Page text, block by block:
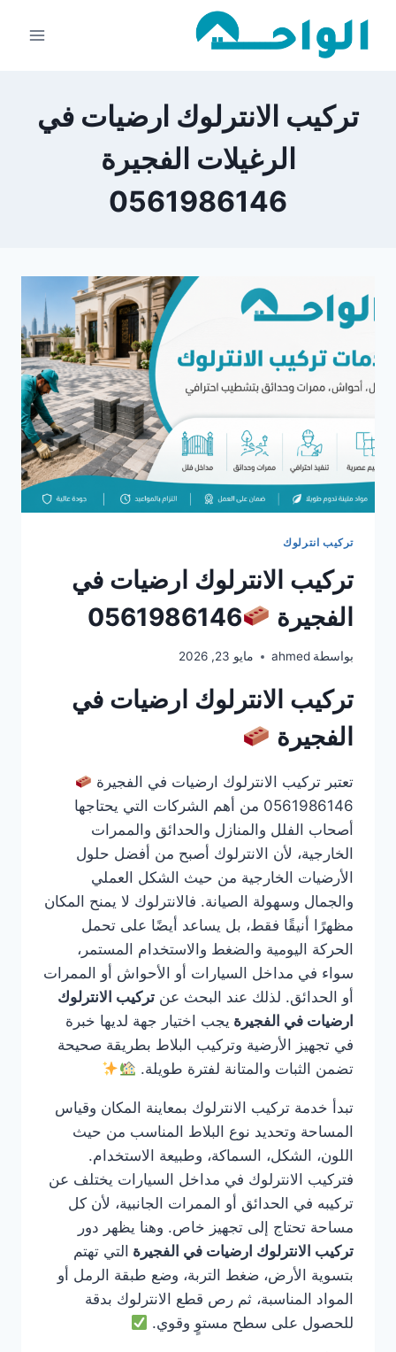
تركيب الانترلوك ارضيات في
الرغيلات الفجيرة
0561986146
تركيب انترلوك
تركيب الانترلوك ارضيات في
الفجيرة
0561986146
بواسطة ahmed مايو 23, 2026
تركيب الانترلوك ارضيات في
الفجيرة
تعتبر تركيب الانترلوك ارضيات في الفجيرة
0561986146 من أهم الشركات التي يحتاجها
أصحاب الفلل والمنازل والحدائق والممرات
الخارجية، لأن الانترلوك أصبح من أفضل حلول
الأرضيات الخارجية من حيث الشكل العملي
والجمال وسهولة الصيانة. فالانترلوك لا يمنح المكان
مظهرًا أنيقًا فقط، بل يساعد أيضًا على تحمل
الحركة اليومية والضغط والاستخدام المستمر،
سواء في مداخل السيارات أو الأحواش أو الممرات
أو الحدائق. لذلك عند البحث عن تركيب الانترلوك
ارضيات في الفجيرة يجب اختيار جهة لديها خبرة
في تجهيز الأرضية وتركيب البلاط بطريقة صحيحة
تضمن الثبات والمتانة لفترة طويلة.
تبدأ خدمة تركيب الانترلوك بمعاينة المكان وقياس
المساحة وتحديد نوع البلاط المناسب من حيث
اللون، الشكل، السماكة، وطبيعة الاستخدام.
فتركيب الانترلوك في مداخل السيارات يختلف عن
تركيبه في الحدائق أو الممرات الجانبية، لأن كل
مساحة تحتاج إلى تجهيز خاص. وهنا يظهر دور
تركيب الانترلوك ارضيات في الفجيرة التي تهتم
بتسوية الأرض، ضغط التربة، وضع طبقة الرمل أو
المواد المناسبة، ثم رص قطع الانترلوك بدقة
للحصول على سطح مستوٍ وقوي.